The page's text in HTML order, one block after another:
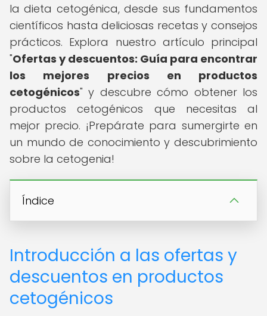
la dieta cetogénica, desde sus fundamentos
científicos hasta deliciosas recetas y consejos
prácticos. Explora nuestro artículo principal
"Ofertas y descuentos: Guía para encontrar
los mejores precios en productos
cetogénicos" y descubre cómo obtener los
productos cetogénicos que necesitas al
mejor precio. ¡Prepárate para sumergirte en
un mundo de conocimiento y descubrimiento
sobre la cetogenia!
Índice
Introducción a las ofertas y
descuentos en productos
cetogénicos